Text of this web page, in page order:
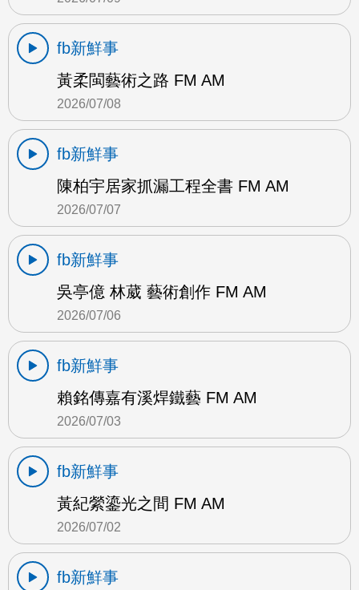
fb新鮮事
黃柔閩藝術之路 FM AM
2026/07/08
fb新鮮事
陳柏宇居家抓漏工程全書 FM AM
2026/07/07
fb新鮮事
吳亭億 林葳 藝術創作 FM AM
2026/07/06
fb新鮮事
賴銘傳嘉有溪焊鐵藝 FM AM
2026/07/03
fb新鮮事
黃紀縈鎏光之間 FM AM
2026/07/02
fb新鮮事